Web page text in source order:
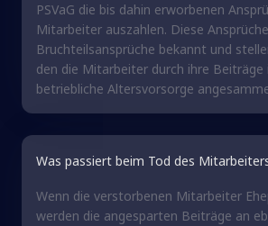
PSVaG die bis dahin erworbenen
Mitarbeiter auszahlen. Diese
Bruchteilsansprüche bekannt und
den die Mitarbeiter durch ihre Beiträge
betriebliche Altersvorsorge
Was passiert beim Tod des
Wenn die verstorbenen Mitarbeiter
werden die angesparten Beiträge an